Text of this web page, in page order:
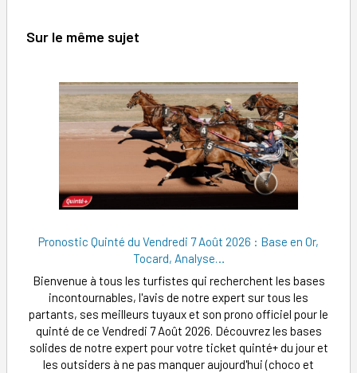
Sur le même sujet
Pronostic Quinté du Vendredi 7 Août 2026 : Base en Or,
Tocard, Analyse…
Bienvenue à tous les turfistes qui recherchent les bases
incontournables, l'avis de notre expert sur tous les
partants, ses meilleurs tuyaux et son prono officiel pour le
quinté de ce Vendredi 7 Août 2026. Découvrez les bases
solides de notre expert pour votre ticket quinté+ du jour et
les outsiders à ne pas manquer aujourd'hui (choco et